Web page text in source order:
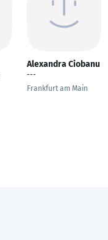
Alexandra Ciobanu
---
Frankfurt am Main